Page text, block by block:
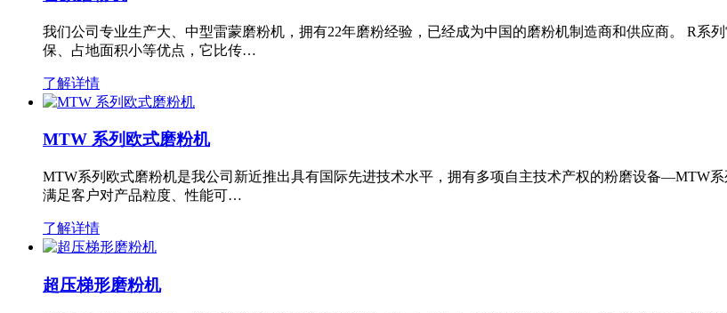
我们公司专业生产大、中型雷蒙磨粉机，拥有22年磨粉经验，已经成为中国的磨粉机制造商和供应商。 R系
保、占地面积小等优点，它比传…
了解详情
MTW 系列欧式磨粉机
MTW系列欧式磨粉机是我公司新近推出具有国际先进技术水平，拥有多项自主技术产权的粉磨设备—MTW
满足客户对产品粒度、性能可…
了解详情
超压梯形磨粉机